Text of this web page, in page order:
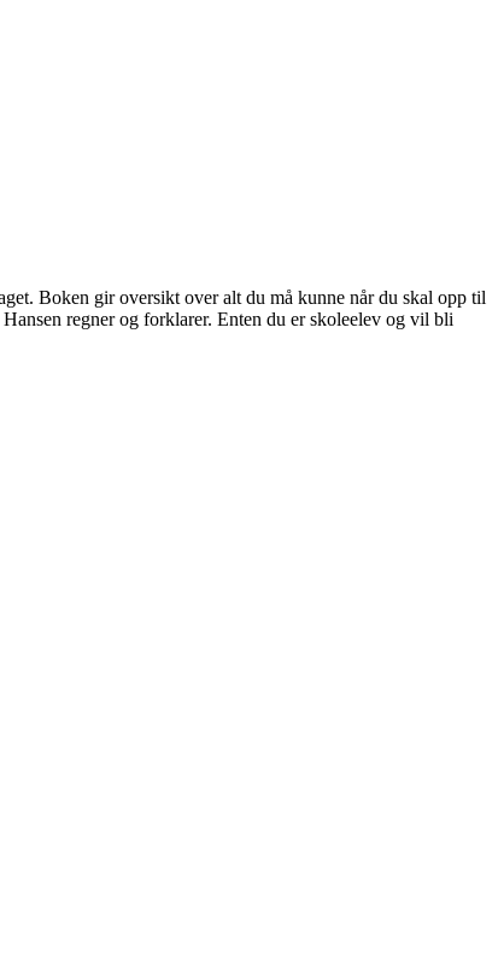
Boken gir oversikt over alt du må kunne når du skal opp til
regner og forklarer. Enten du er skoleelev og vil bli